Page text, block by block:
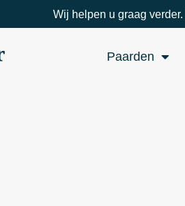
Wij helpen u graag verder.
Paarden